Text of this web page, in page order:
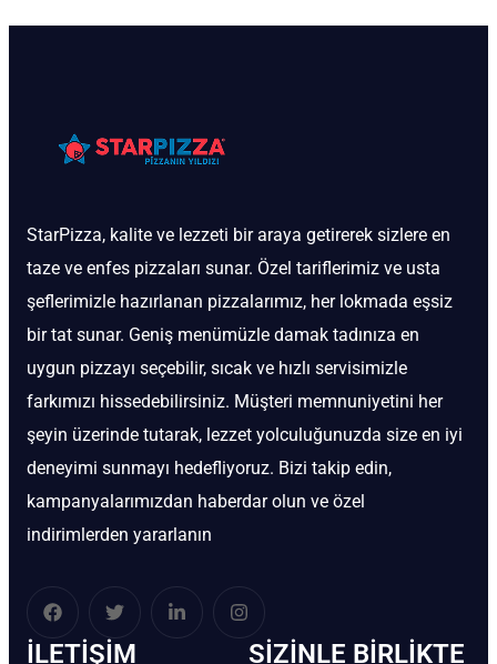
StarPizza, kalite ve lezzeti bir araya getirerek sizlere en
taze ve enfes pizzaları sunar. Özel tariflerimiz ve usta
şeflerimizle hazırlanan pizzalarımız, her lokmada eşsiz
bir tat sunar. Geniş menümüzle damak tadınıza en
uygun pizzayı seçebilir, sıcak ve hızlı servisimizle
farkımızı hissedebilirsiniz. Müşteri memnuniyetini her
şeyin üzerinde tutarak, lezzet yolculuğunuzda size en iyi
deneyimi sunmayı hedefliyoruz. Bizi takip edin,
kampanyalarımızdan haberdar olun ve özel
indirimlerden yararlanın
İLETIŞIM
SIZINLE BIRLIKTE